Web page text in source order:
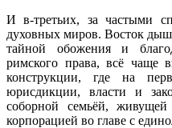
И в-третьих, за частыми
духовных миров. Восток
тайной обожения и
римского права, всё чаще
конструкции, где на
юрисдикции, власти и
соборной семьёй,
корпорацией во главе с